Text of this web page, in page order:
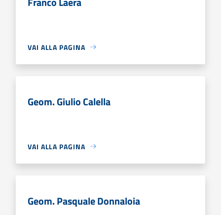
VAI ALLA PAGINA
Geom. Giulio Calella
VAI ALLA PAGINA
Geom. Pasquale Donnaloia